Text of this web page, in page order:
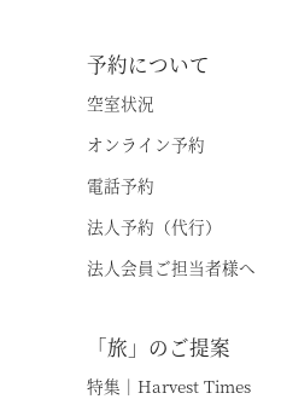
HOME
「旅」のご提案
特集｜Harvest Times
「特集」
「至福の逸品」
体験＆イベントガイド
那須
那須Retreat
鬼怒川
関東エリア
箱根甲子園
予約について
空室状況
オンライン予約
電話予約
法人予約（代行）
法人会員ご担当者様へ
「旅」のご提案
特集｜Harvest Times